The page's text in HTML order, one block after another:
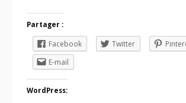
Partager :
Facebook Twitter
E-mail
WordPress: